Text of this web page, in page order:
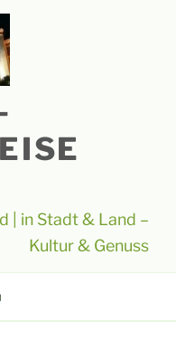
| in Stadt & Land –
Kultur & Genuss